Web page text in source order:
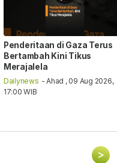
Penderitaan di Gaza Terus
Bertambah Kini Tikus
Merajalela
Dailynews - Ahad , 09 Aug 2026,
17:00 WIB
>